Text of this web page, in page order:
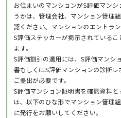
お住まいのマンションがS評価マンシ
うかは、管理会社、マンション管理
認ください。マンションのエントラ
S評価ステッカーが掲示されているこ
ます。
S評価割引の適用には、S評価マンシ
書もしくはS評価マンションの診断レ
ご提出が必要です。
S評価マンション証明書を確認資料と
は、以下のひな形でマンション管理
に発行をお願いしてください。